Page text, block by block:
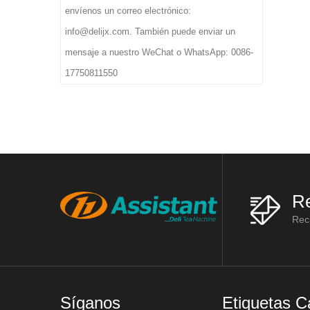
envíenos un correo electrónico:
info@delijx.com. También puede enviar un
mensaje a nuestro WeChat o WhatsApp: 0086-
17750811550
Síganos Etiquetas